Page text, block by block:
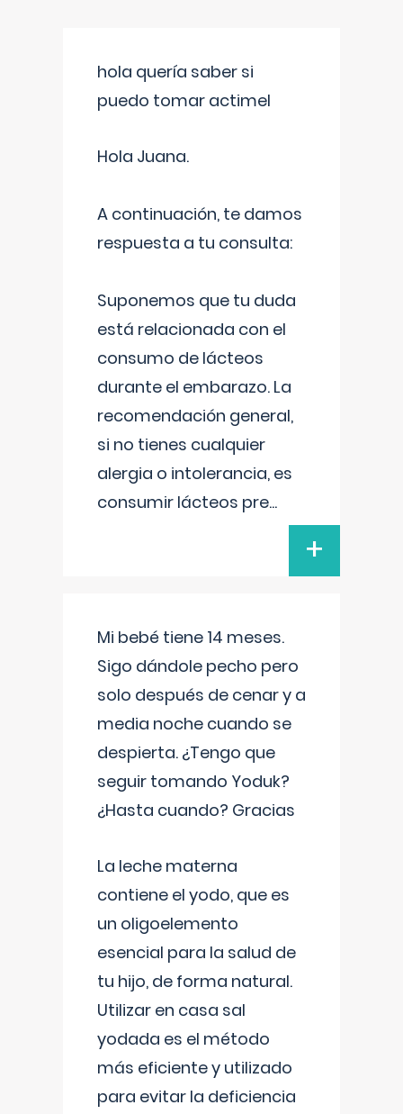
hola quería saber si
puedo tomar actimel
Hola Juana.
A continuación, te damos
respuesta a tu consulta:
Suponemos que tu duda
está relacionada con el
consumo de lácteos
durante el embarazo. La
recomendación general,
si no tienes cualquier
alergia o intolerancia, es
consumir lácteos pre...
+
Mi bebé tiene 14 meses.
Sigo dándole pecho pero
solo después de cenar y a
media noche cuando se
despierta. ¿Tengo que
seguir tomando Yoduk?
¿Hasta cuando? Gracias
La leche materna
contiene el yodo, que es
un oligoelemento
esencial para la salud de
tu hijo, de forma natural.
Utilizar en casa sal
yodada es el método
más eficiente y utilizado
para evitar la deficiencia